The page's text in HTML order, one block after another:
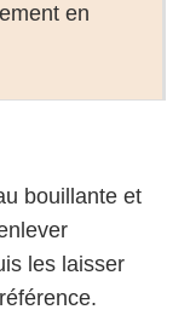
en
bouillante et
les laisser